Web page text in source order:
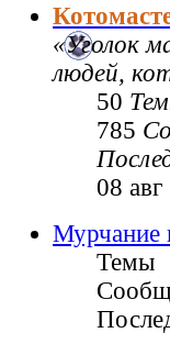
«Уголок
людей,
50
785
08
Мурчание
Темы